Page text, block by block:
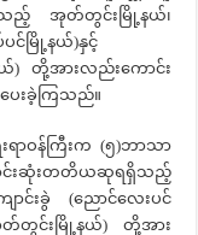
သည့် အုတ်တွင်းမြို့နယ်၊
င်မြို့နယ်)နှင့်
နယ်) တို့အားလည်းကောင်း
ေးခဲ့ကြသည်။
ဝန်ကြီးက (၅)ဘာသာ
င်းဆုံးတတိယဆုရရှိသည့်
င်းခွဲ (ညောင်လေးပင်
တ်တွင်းမြို့နယ်) တို့အား